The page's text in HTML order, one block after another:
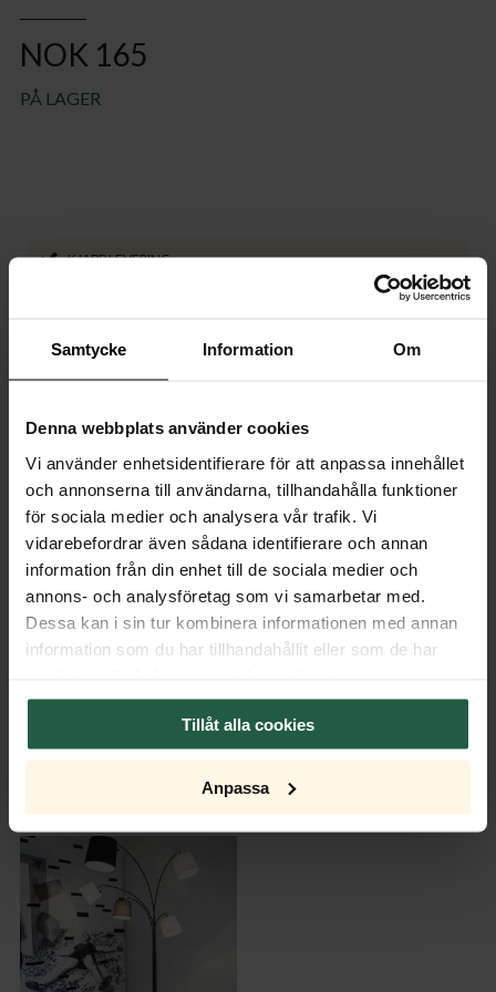
Samtycke Information Om
Denna webbplats använder cookies
Vi använder enhetsidentifierare för att anpassa innehållet
och annonserna till användarna, tillhandahålla funktioner
för sociala medier och analysera vår trafik. Vi
vidarebefordrar även sådana identifierare och annan
information från din enhet till de sociala medier och
annons- och analysföretag som vi samarbetar med.
Dessa kan i sin tur kombinera informationen med annan
information som du har tillhandahållit eller som de har
Tillåt alla cookies
Anpassa
NOK 165
PÅ LAGER
KJAPP LEVERING
Produktspesifikasjoner
Dimensjoner
Transformator
Dimmer
Lyskilde